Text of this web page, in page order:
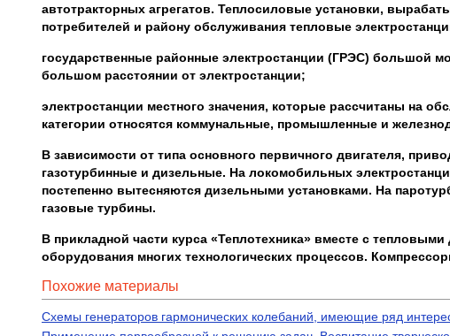
автотракторных агрегатов. Теплосиловые установки,
потребителей и району обслуживания тепловые
государственные районные электростанции (ГРЭС) большой
большом расстоянии от электростанции;
электростанции местного значения, которые рассчитаны на
категории относятся коммунальные, промышленные и
В зависимости от типа основного первичного двигателя,
газотурбинные и дизельные. На локомобильных
постепенно вытесняются дизельными установками. На
газовые турбины.
В прикладной части курса «Теплотехника» вместе с
оборудования многих технологических процессов.
Похожие материалы
Схемы генераторов гармонических колебаний, имеющие ряд